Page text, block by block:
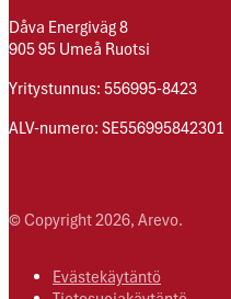
Dåva Energiväg 8
905 95 Umeå Ruotsi
Yritystunnus: 556995-8423
ALV-numero: SE556995842301
© Copyright 2026, Arevo.
Evästekäytäntö